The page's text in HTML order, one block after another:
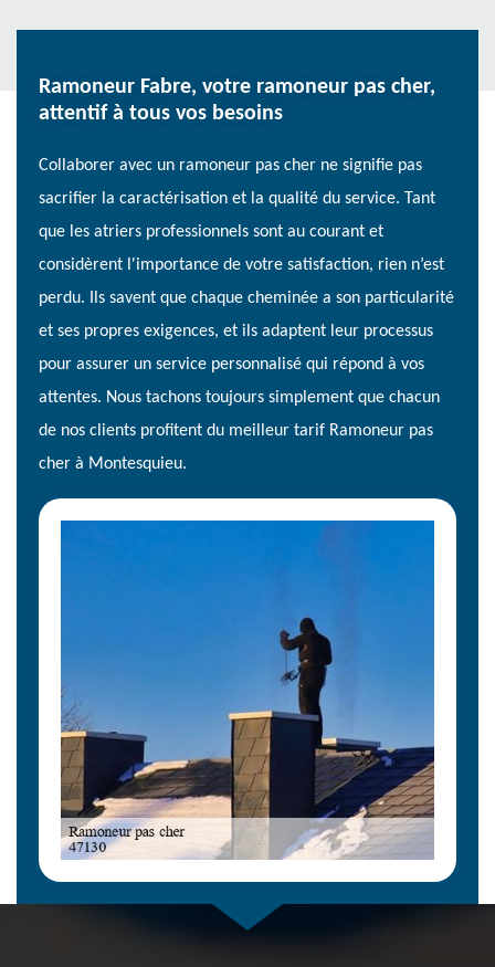
Ramoneur Fabre, votre ramoneur pas cher,
attentif à tous vos besoins
Collaborer avec un ramoneur pas cher ne signifie pas
sacrifier la caractérisation et la qualité du service. Tant
que les atriers professionnels sont au courant et
considèrent l'importance de votre satisfaction, rien n’est
perdu. Ils savent que chaque cheminée a son particularité
et ses propres exigences, et ils adaptent leur processus
pour assurer un service personnalisé qui répond à vos
attentes. Nous tachons toujours simplement que chacun
de nos clients profitent du meilleur tarif Ramoneur pas
cher à Montesquieu.